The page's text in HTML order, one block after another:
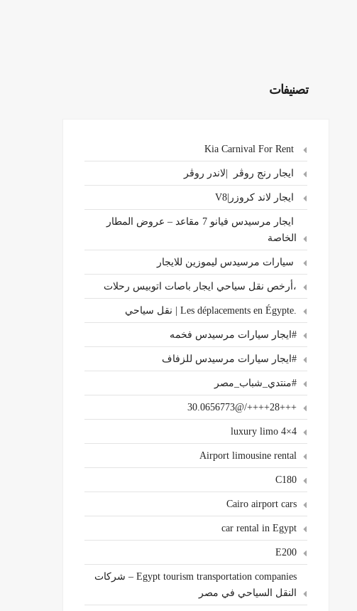
تصنيفات
ايجار رنج روڤر |لاندر روڤر
ايجار لاند كروزر|V8
ايجار مرسيدس فيانو 7 مقاعد – عروض المطار
الخاصة
سيارات مرسيدس ليموزين للايجار
،أرخص نقل سياحي ايجار باصات اتوبيس رحلات
.Les déplacements en Égypte | نقل سياحي
#ايجار سيارات مرسيدس فخمه
#ايجار سيارات مرسيدس للزفاف
#منتدي_شباب_مصر
+++28++++/@30.0656773
4×4 luxury limo
Airport limousine rental
C180
Cairo airport cars
car rental in Egypt
E200
Egypt tourism transportation companies – شركات
النقل السياحي في مصر